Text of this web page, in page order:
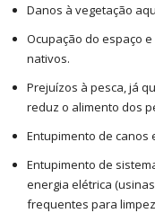
Danos à vegetação
Ocupação do espaço
nativos.
Prejuízos à pesca, já
reduz o alimento dos
Entupimento de canos
Entupimento de
energia elétrica
frequentes para